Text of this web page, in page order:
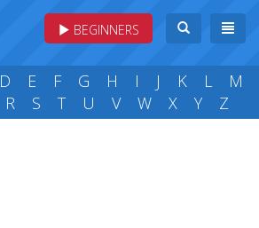
BEGINNERS
D E F G H I J K L
M
R S T U V W X Y Z